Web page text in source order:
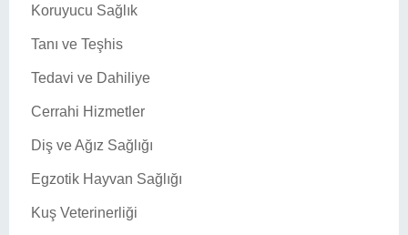
Koruyucu Sağlık
Tanı ve Teşhis
Tedavi ve Dahiliye
Cerrahi Hizmetler
Diş ve Ağız Sağlığı
Egzotik Hayvan Sağlığı
Kuş Veterinerliği